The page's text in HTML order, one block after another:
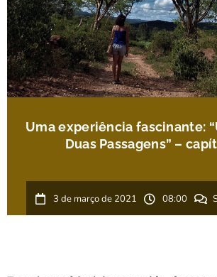
Uma experiência fascinante:
Duas Passagens” –
3 de março de 2021 08:00